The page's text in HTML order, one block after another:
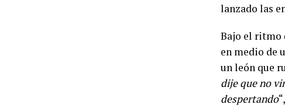
lanzado las
Bajo el ritmo
en medio de
un león que
dije que no
despertando